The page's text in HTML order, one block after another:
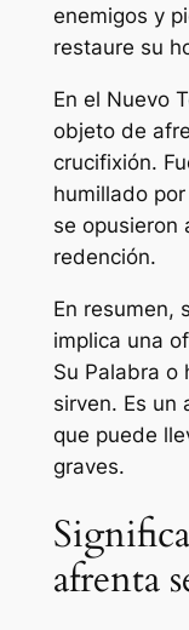
enemigos y
restaure su
En el Nuevo
objeto de
crucifixión.
humillado
se opusieron
redención.
En resumen,
implica una
Su Palabra o
sirven. Es un
que puede
graves.
afrenta